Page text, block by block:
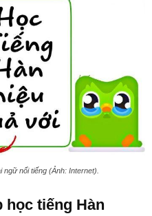
nổi tiếng (Ảnh: Internet).
học tiếng Hàn